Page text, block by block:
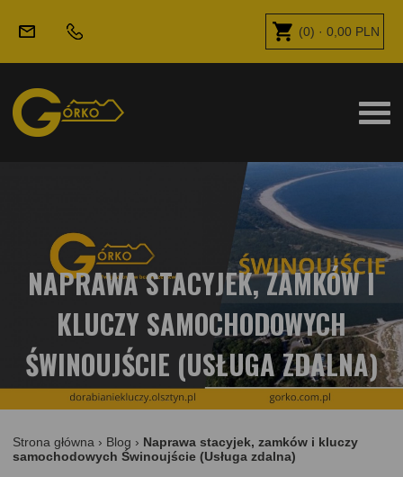
(0) · 0,00 PLN
NAPRAWA STACYJEK, ZAMKÓW I
KLUCZY SAMOCHODOWYCH
ŚWINOUJŚCIE (USŁUGA ZDALNA)
Strona główna › Blog › Naprawa stacyjek, zamków i kluczy
samochodowych Świnoujście (Usługa zdalna)